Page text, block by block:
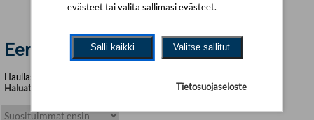
Eero Ojanen | Avain
Haullasi löytyi yhteensä 4 tuotetta
Haluatko tarkentaa hakukriteerejä?
evästeet tai valita sallimasi evästeet.
Salli kaikki Valitse sallitut
Tietosuojaseloste